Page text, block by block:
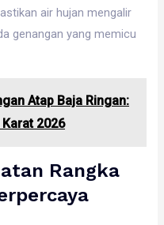
air hujan mengalir
genangan yang memicu
Atap Baja Ringan:
2026
Rangka